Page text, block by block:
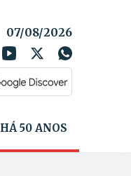
07/08/2026
HÁ 50 ANOS